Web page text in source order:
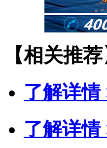
【相关推荐
了解详
了解详情